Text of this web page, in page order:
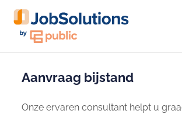
Aanvraag bijstand
Onze ervaren consultant helpt u